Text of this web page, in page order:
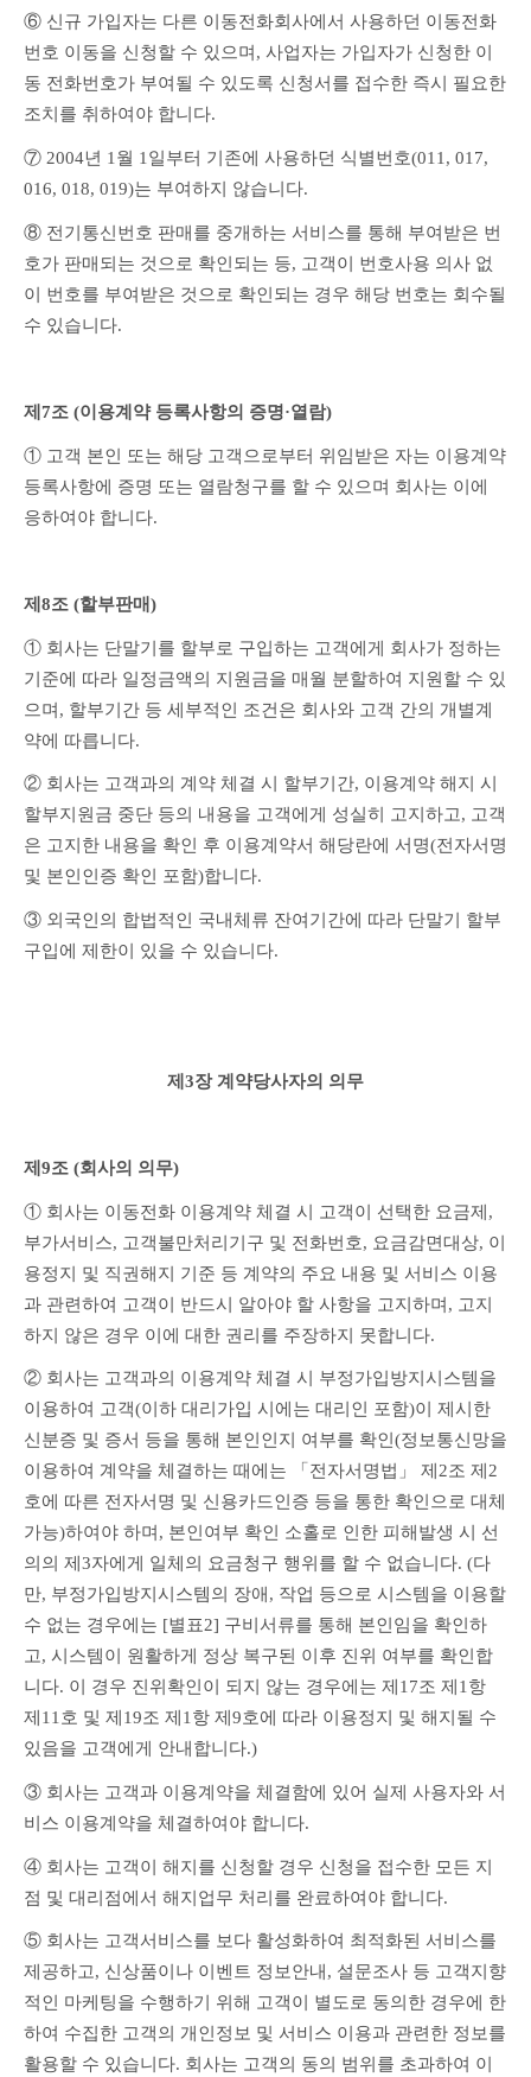
⑥ 신규 가입자는 다른 이동전화회사에서 사용하던 이동전화
번호 이동을 신청할 수 있으며, 사업자는 가입자가 신청한 이
동 전화번호가 부여될 수 있도록 신청서를 접수한 즉시 필요한
조치를 취하여야 합니다.
⑦ 2004년 1월 1일부터 기존에 사용하던 식별번호(011, 017,
016, 018, 019)는 부여하지 않습니다.
⑧ 전기통신번호 판매를 중개하는 서비스를 통해 부여받은 번
호가 판매되는 것으로 확인되는 등, 고객이 번호사용 의사 없
이 번호를 부여받은 것으로 확인되는 경우 해당 번호는 회수될
수 있습니다.
제7조 (이용계약 등록사항의 증명·열람)
① 고객 본인 또는 해당 고객으로부터 위임받은 자는 이용계약
등록사항에 증명 또는 열람청구를 할 수 있으며 회사는 이에
응하여야 합니다.
제8조 (할부판매)
① 회사는 단말기를 할부로 구입하는 고객에게 회사가 정하는
기준에 따라 일정금액의 지원금을 매월 분할하여 지원할 수 있
으며, 할부기간 등 세부적인 조건은 회사와 고객 간의 개별계
약에 따릅니다.
② 회사는 고객과의 계약 체결 시 할부기간, 이용계약 해지 시
할부지원금 중단 등의 내용을 고객에게 성실히 고지하고, 고객
은 고지한 내용을 확인 후 이용계약서 해당란에 서명(전자서명
및 본인인증 확인 포함)합니다.
③ 외국인의 합법적인 국내체류 잔여기간에 따라 단말기 할부
구입에 제한이 있을 수 있습니다.
제3장 계약당사자의 의무
제9조 (회사의 의무)
① 회사는 이동전화 이용계약 체결 시 고객이 선택한 요금제,
부가서비스, 고객불만처리기구 및 전화번호, 요금감면대상, 이
용정지 및 직권해지 기준 등 계약의 주요 내용 및 서비스 이용
과 관련하여 고객이 반드시 알아야 할 사항을 고지하며, 고지
하지 않은 경우 이에 대한 권리를 주장하지 못합니다.
② 회사는 고객과의 이용계약 체결 시 부정가입방지시스템을
이용하여 고객(이하 대리가입 시에는 대리인 포함)이 제시한
신분증 및 증서 등을 통해 본인인지 여부를 확인(정보통신망을
이용하여 계약을 체결하는 때에는 「전자서명법」 제2조 제2
호에 따른 전자서명 및 신용카드인증 등을 통한 확인으로 대체
가능)하여야 하며, 본인여부 확인 소홀로 인한 피해발생 시 선
의의 제3자에게 일체의 요금청구 행위를 할 수 없습니다. (다
만, 부정가입방지시스템의 장애, 작업 등으로 시스템을 이용할
수 없는 경우에는 [별표2] 구비서류를 통해 본인임을 확인하
고, 시스템이 원활하게 정상 복구된 이후 진위 여부를 확인합
니다. 이 경우 진위확인이 되지 않는 경우에는 제17조 제1항
제11호 및 제19조 제1항 제9호에 따라 이용정지 및 해지될 수
있음을 고객에게 안내합니다.)
③ 회사는 고객과 이용계약을 체결함에 있어 실제 사용자와 서
비스 이용계약을 체결하여야 합니다.
④ 회사는 고객이 해지를 신청할 경우 신청을 접수한 모든 지
점 및 대리점에서 해지업무 처리를 완료하여야 합니다.
⑤ 회사는 고객서비스를 보다 활성화하여 최적화된 서비스를
제공하고, 신상품이나 이벤트 정보안내, 설문조사 등 고객지향
적인 마케팅을 수행하기 위해 고객이 별도로 동의한 경우에 한
하여 수집한 고객의 개인정보 및 서비스 이용과 관련한 정보를
활용할 수 있습니다. 회사는 고객의 동의 범위를 초과하여 이